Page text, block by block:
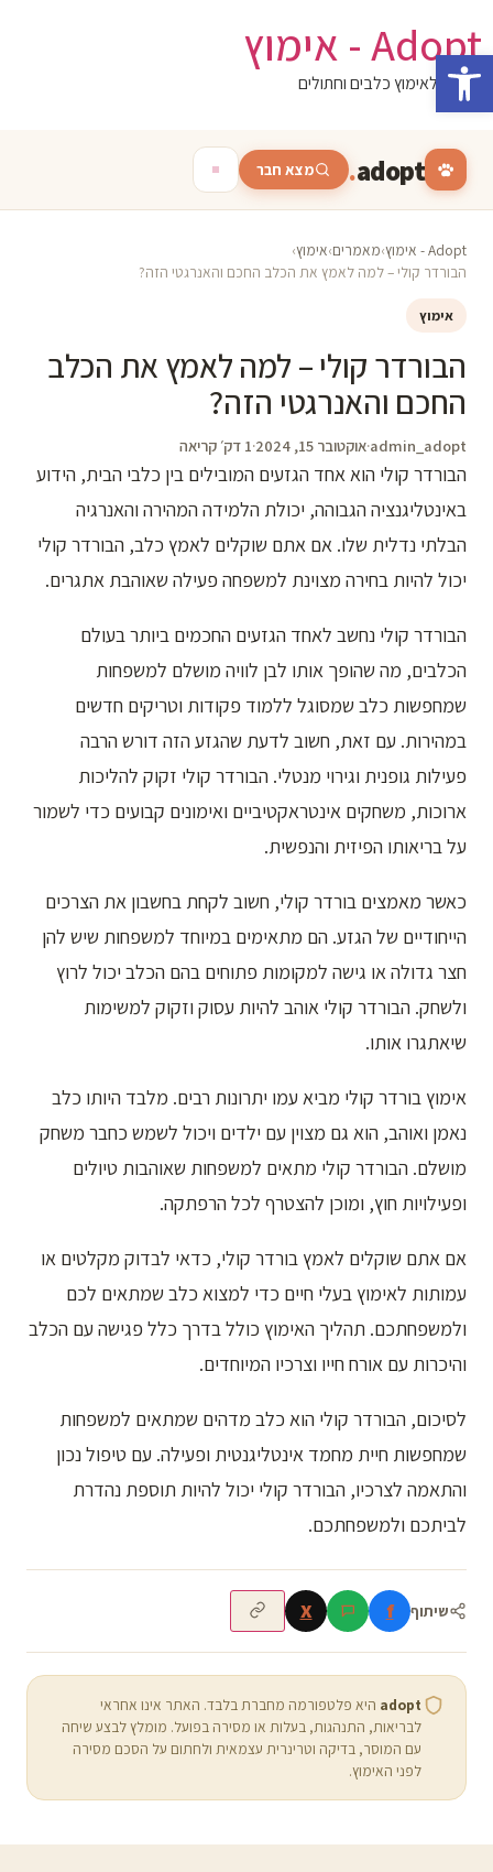
פתח סרגל נגישות
לתוכן
Adopt - אימוץ
המגזין לאימוץ כלבים וחתולים
adopt
. מצא חבר
Adopt - אימוץ ›מאמרים›אימוץ›
הבורדר קולי – למה לאמץ את הכלב החכם והאנרגטי הזה?
אימוץ
הבורדר קולי – למה לאמץ את הכלב
החכם והאנרגטי הזה?
admin_adopt
·אוקטובר 15, 2024 ·1 דק׳ קריאה
הבורדר קולי הוא אחד הגזעים המובילים בין כלבי הבית, הידוע
באינטליגנציה הגבוהה, יכולת הלמידה המהירה והאנרגיה
הבלתי נדלית שלו. אם אתם שוקלים לאמץ כלב, הבורדר קולי
יכול להיות בחירה מצוינת למשפחה פעילה שאוהבת אתגרים.
הבורדר קולי נחשב לאחד הגזעים החכמים ביותר בעולם
הכלבים, מה שהופך אותו לבן לוויה מושלם למשפחות
שמחפשות כלב שמסוגל ללמוד פקודות וטריקים חדשים
במהירות. עם זאת, חשוב לדעת שהגזע הזה דורש הרבה
פעילות גופנית וגירוי מנטלי. הבורדר קולי זקוק להליכות
ארוכות, משחקים אינטראקטיביים ואימונים קבועים כדי לשמור
על בריאותו הפיזית והנפשית.
כאשר מאמצים בורדר קולי, חשוב לקחת בחשבון את הצרכים
הייחודיים של הגזע. הם מתאימים במיוחד למשפחות שיש להן
חצר גדולה או גישה למקומות פתוחים בהם הכלב יכול לרוץ
ולשחק. הבורדר קולי אוהב להיות עסוק וזקוק למשימות
שיאתגרו אותו.
אימוץ בורדר קולי מביא עמו יתרונות רבים. מלבד היותו כלב
נאמן ואוהב, הוא גם מצוין עם ילדים ויכול לשמש כחבר משחק
מושלם. הבורדר קולי מתאים למשפחות שאוהבות טיולים
ופעילויות חוץ, ומוכן להצטרף לכל הרפתקה.
אם אתם שוקלים לאמץ בורדר קולי, כדאי לבדוק מקלטים או
עמותות לאימוץ בעלי חיים כדי למצוא כלב שמתאים לכם
ולמשפחתכם. תהליך האימוץ כולל בדרך כלל פגישה עם הכלב
והיכרות עם אורח חייו וצרכיו המיוחדים.
לסיכום, הבורדר קולי הוא כלב מדהים שמתאים למשפחות
שמחפשות חיית מחמד אינטליגנטית ופעילה. עם טיפול נכון
והתאמה לצרכיו, הבורדר קולי יכול להיות תוספת נהדרת
לביתכם ולמשפחתכם.
שיתוף f
X
adopt היא פלטפורמה מחברת בלבד. האתר אינו אחראי
לבריאות, התנהגות, בעלות או מסירה בפועל. מומלץ לבצע שיחה
עם המוסר, בדיקה וטרינרית עצמאית ולחתום על הסכם מסירה
לפני האימוץ.